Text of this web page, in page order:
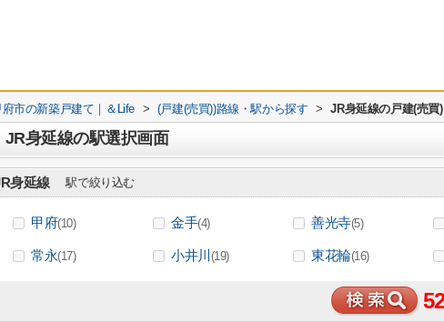
府市の新築戸建て｜＆Life > (戸建(売買))路線・駅から探す > JR身延線の戸建(売買)
JR身延線の駅選択画面
身延線 駅で絞り込む
甲府(10) 金手(4) 善光寺(5)
常永(17) 小井川 (19) 東花輪(16)